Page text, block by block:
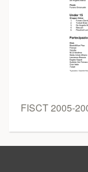
FISCT 2005-